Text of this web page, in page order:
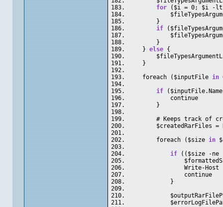
for ($i = 0; $i -lt
}
if
}
} else {
}
foreach ($inputFile in
if ($inputFile.Name
continue
}
# Keeps track of
$createdRarFiles =
foreach ($size in
if (($size -ne
$formattedSize =
Write-Host
continue
}